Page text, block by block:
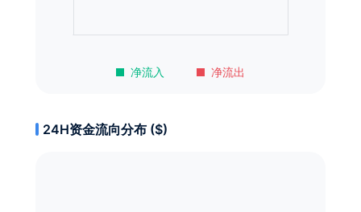
净流入 净流出
24H资金流向分布 ($)